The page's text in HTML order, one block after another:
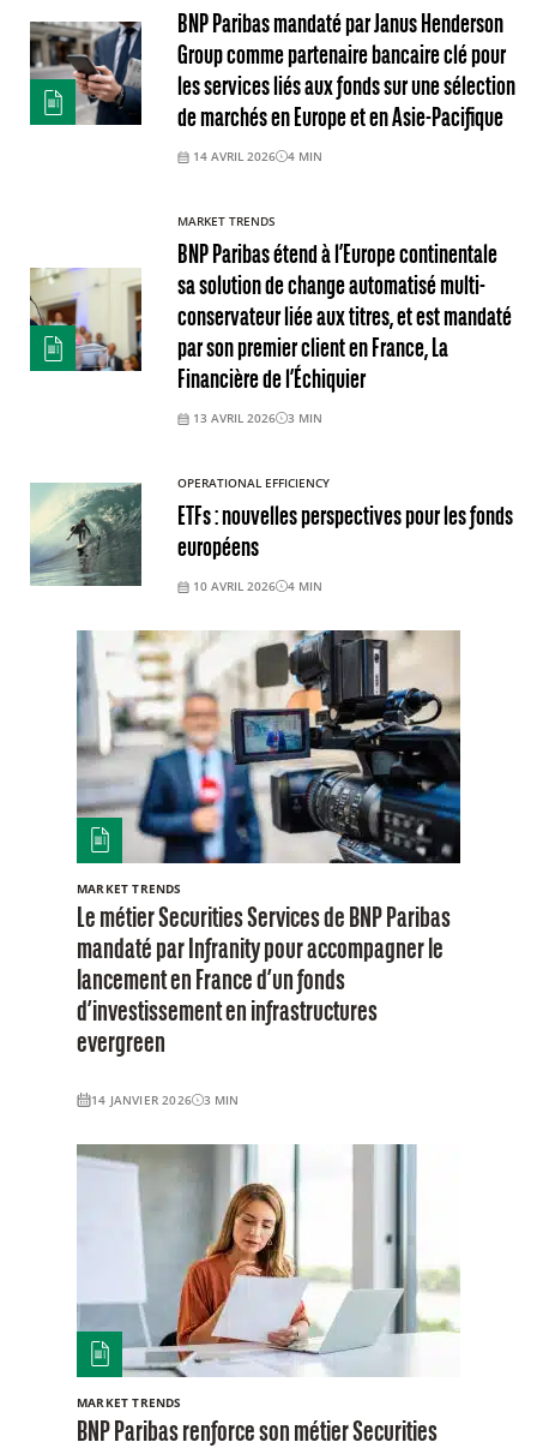
BNP Paribas mandaté par Janus Henderson
Group comme partenaire bancaire clé pour
les services liés aux fonds sur une sélection
de marchés en Europe et en Asie-Pacifique
14 AVRIL 2026 4 MIN
MARKET TRENDS
BNP Paribas étend à l’Europe continentale
sa solution de change automatisé multi-
conservateur liée aux titres, et est mandaté
par son premier client en France, La
Financière de l’Échiquier
13 AVRIL 2026 3 MIN
OPERATIONAL EFFICIENCY
ETFs : nouvelles perspectives pour les fonds
européens
10 AVRIL 2026 4 MIN
MARKET TRENDS
Le métier Securities Services de BNP Paribas
mandaté par Infranity pour accompagner le
lancement en France d’un fonds
d’investissement en infrastructures
evergreen
14 JANVIER 2026 3 MIN
MARKET TRENDS
BNP Paribas renforce son métier Securities